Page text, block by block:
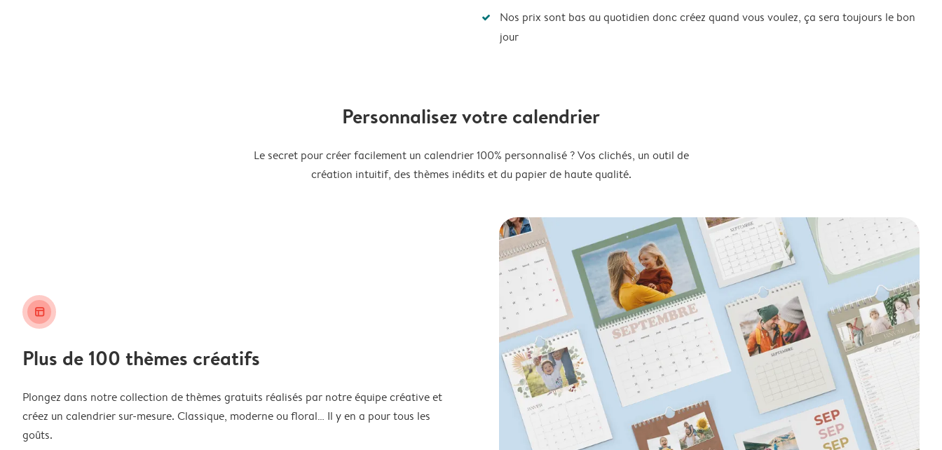
Nos prix sont bas au quotidien donc créez quand vous voulez, ça sera toujours le bon
jour
Personnalisez votre calendrier
Le secret pour créer facilement un calendrier 100% personnalisé ? Vos clichés, un outil de
création intuitif, des thèmes inédits et du papier de haute qualité.
layout_alt
Plus de 100 thèmes créatifs
Plongez dans notre collection de thèmes gratuits réalisés par notre équipe créative et
créez un calendrier sur-mesure. Classique, moderne ou floral… Il y en a pour tous les
goûts.